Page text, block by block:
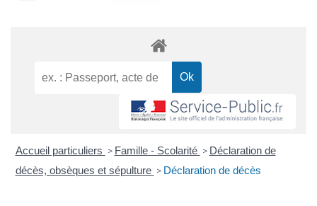
Accueil particuliers > Famille - Scolarité > Déclaration de
décès, obsèques et sépulture > Déclaration de décès